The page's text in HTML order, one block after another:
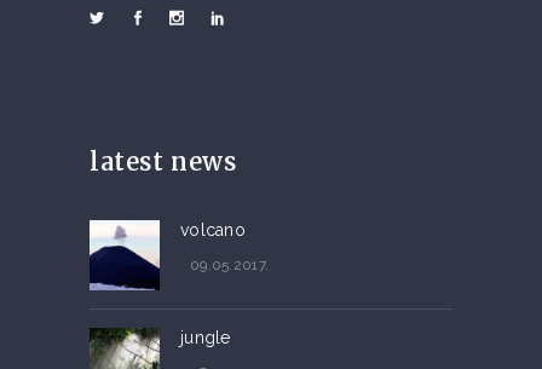
latest news
volcano
09.05.2017.
jungle